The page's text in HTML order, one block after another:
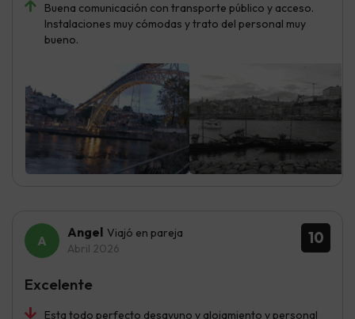
Buena comunicación con transporte público y acceso.
Instalaciones muy cómodas y trato del personal muy
bueno.
10
Angel Viajó en pareja
Abril 2026
Esta todo perfecto desayuno y alojamiento y personal
Excelente